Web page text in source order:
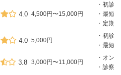
4.0 4,500円〜15,000円
・初診
・最短
・定期
4.0 5,000円
・初診
・最短
3.8 3,000円〜11,000円
・オン
・診察